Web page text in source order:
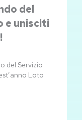
del
e unisciti
del Servizio
Loto